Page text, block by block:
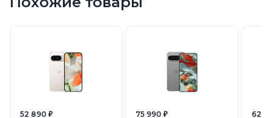
52 890 ₽ 75 990 ₽ 62